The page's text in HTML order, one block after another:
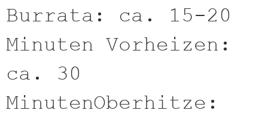
Burrata: ca. 15-20
Minuten Vorheizen:
ca. 30
MinutenOberhitze: